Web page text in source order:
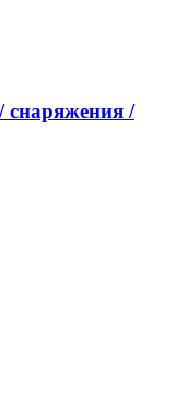
снаряжения /